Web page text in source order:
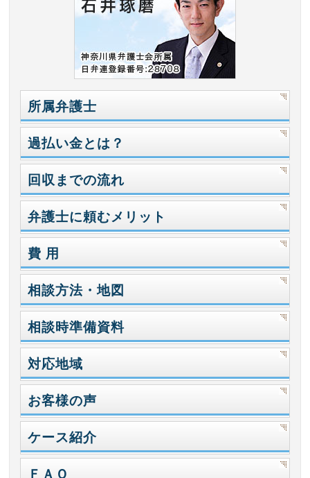
所属弁護士
過払い金とは？
回収までの流れ
弁護士に頼むメリット
費 用
相談方法・地図
相談時準備資料
対応地域
お客様の声
ケース紹介
ＦＡＱ